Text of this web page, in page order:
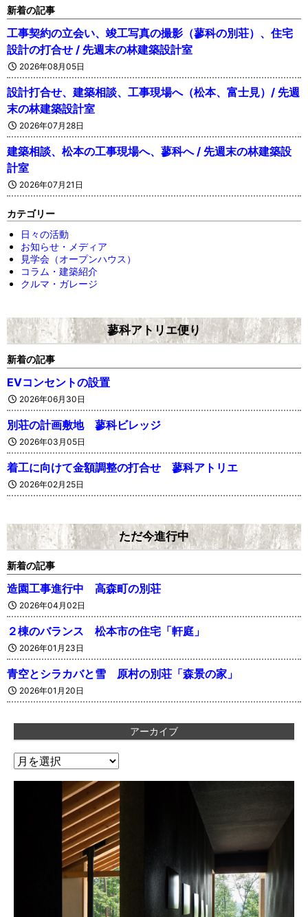
新着の記事
工事契約の立会い、竣工写真の撮影（蓼科の別荘）、住宅
設計の打合せ / 先週末の林建築設計室
2026年08月05日
設計打合せ、建築相談、工事現場へ（松本、富士見）/ 先週
末の林建築設計室
2026年07月28日
建築相談、松本の工事現場へ、蓼科へ / 先週末の林建築設
計室
2026年07月21日
カテゴリー
日々の活動
お知らせ・メディア
見学会（オープンハウス）
コラム・建築紹介
クルマ・ガレージ
蓼科アトリエ便り
新着の記事
EVコンセントの設置
2026年06月30日
別荘の計画敷地 蓼科ビレッジ
2026年03月05日
着工に向けて金額調整の打合せ 蓼科アトリエ
2026年02月25日
ただ今進行中
新着の記事
造園工事進行中 高森町の別荘
2026年04月02日
２棟のバランス 松本市の住宅「軒庭」
2026年01月23日
青空とシラカバと雪 原村の別荘「森景の家」
2026年01月20日
アーカイブ
ア